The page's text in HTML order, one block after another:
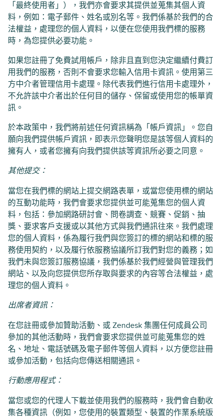
「最終使用者」），我們亦會要求其提供並蒐集其個人資
料，例如：電子郵件、姓名或別名等。我們係基於我們的合
法權益，處理您的個人資料，以便在您使用我們標的服務
時，為您提供必要功能。
如果您註冊了免費試用帳戶，除非且直到您決定繼續付費訂
用我們的服務，否則不會要求您輸入信用卡資訊。使用第三
方中介者管理信用卡處理。除代表我們進行信用卡處理外，
不允許該中介者出於任何目的儲存、保留或使用您的帳單資
訊。
於本政策中，我們將前述任何資訊稱為「帳戶資訊」。您自
願向我們提供帳戶資訊，即表示您聲明您是該等個人資料的
擁有人，或者您擁有向我們提供該等資訊所必要之同意。
其他提交：
當您在我們標的網站上提交網路表單，或當您使用標的網站
的互動功能時，我們會要求您提供並可能蒐集您的個人資
料，包括：參加網路研討會、問卷調查、競賽、促銷、抽
獎、要求客戶支援或以其他方式與我們通訊往來。我們處理
您的個人資料，係為履行我們與您簽訂的標的網站和標的服
務使用契約，以及履行依服務協議所訂我們對您的義務；如
我們未與您簽訂服務協議，我們係基於我們經營與管理我們
網站、以及向您提供您所存取與要求的內容等合法權益，處
理您的個人資料。
出席者資訊：
在您註冊或參加贊助活動、或 Zendesk 集團任何成員公司
參加的其他活動時，我們會要求您提供並可能蒐集您的姓
名、地址、電話號碼及電子郵件等個人資料，以方便您註冊
或參加活動，包括向您傳送相關通訊。
行動應用程式：
當您或您的代理人下載並使用我們的服務時，我們會自動收
集各種資訊（例如，您使用的裝置類型、裝置的作業系統版